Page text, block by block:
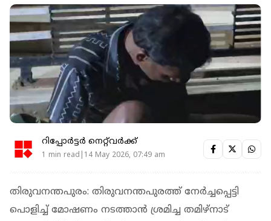
റിപ്പോർട്ടർ നെറ്റ്‌വര്‍ക്ക്‌
1 min read|14 May 2026, 07:49 am
തിരുവനന്തപുരം: തിരുവനന്തപുരത്ത് നേർച്ചപ്പെട്ടി
പൊളിച്ച് മോഷണം നടത്താൻ ശ്രമിച്ച തമിഴ്‌നാട്